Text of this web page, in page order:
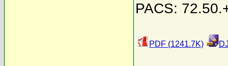
PACS:
PDF (1241.7K)